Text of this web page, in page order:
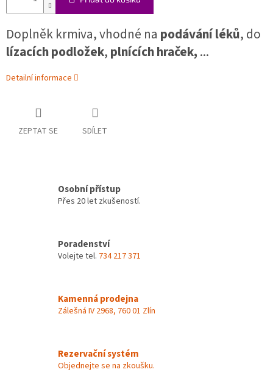
Doplněk krmiva, vhodné na podávání léků, do
lízacích podložek,plnících hraček,...
Detailní informace
ZEPTAT SE SDÍLET
Osobní přístup
Přes 20 let zkušeností.
Poradenství
Volejte tel. 734 217 371
Kamenná prodejna
Zálešná IV 2968, 760 01 Zlín
Rezervační systém
Objednejte se na zkoušku.